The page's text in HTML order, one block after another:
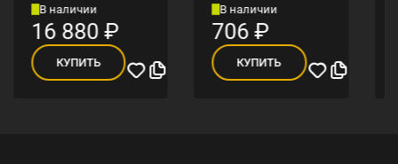
В наличии
16 880₽
КУПИТЬ
В наличии
706₽
КУПИТЬ